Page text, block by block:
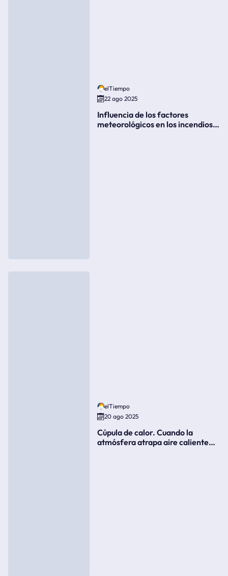
elTiempo
22 ago 2025
Influencia de los factores
meteorológicos en los incendios
elTiempo
20 ago 2025
Cúpula de calor. Cuando la
atmósfera atrapa aire caliente